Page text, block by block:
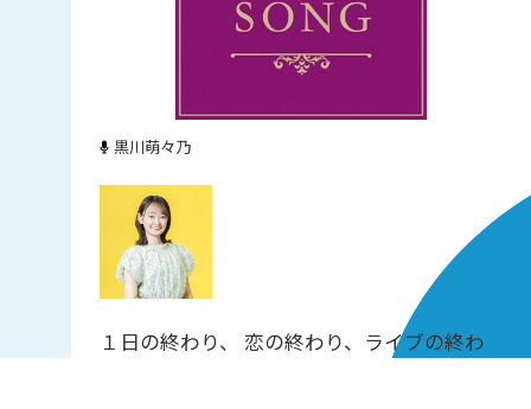
黒川萌々乃
１日の終わり、 恋の終わり、ライブの終わ